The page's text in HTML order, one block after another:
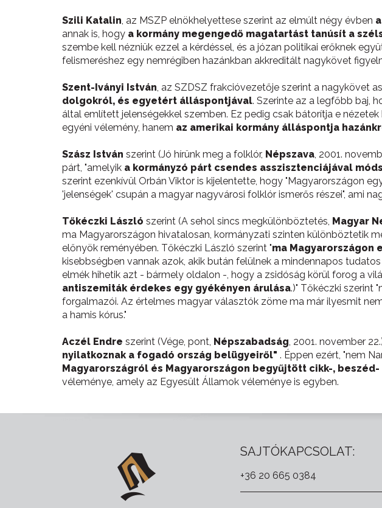
Szili Katalin, az MSZP elnökhelyettese szerint az elmúlt négy évben
annak is, hogy a kormány megengedő magatartást tanúsít a
szembe kell nézniük ezzel a kérdéssel, és a józan politikai erőknek
felismeréshez egy nemrégiben hazánkban akkreditált nagykövet
Szent-Iványi István, az SZDSZ frakcióvezetője szerint a nagykövet
dolgokról, és egyetért álláspontjával. Szerinte az a legfőbb baj,
által említett jelenségekkel szemben. Ez pedig csak bátorítja e
egyéni vélemény, hanem az amerikai kormány álláspontja
Szász István szerint (Jó hírünk meg a folklór, Népszava, 2001.
párt, "amelyik a kormányzó párt csendes asszisztenciájával
szerint ezenkívül Orbán Viktor is kijelentette, hogy "Magyarországon
'jelenségek' csupán a magyar nagyvárosi folklór ismerős részei", ami
Tőkéczki László szerint (A sehol sincs megkülönböztetés, Magyar
ma Magyarországon hivatalosan, kormányzati szinten különböztetik
előnyök reményében. Tőkéczki László szerint "ma Magyarországon
kisebbségben vannak azok, akik bután felülnek a mindennapos
elmék hihetik azt - bármely oldalon -, hogy a zsidóság körül forog a
antiszemiták érdekes egy gyékényen árulása.)" Tőkéczki szerint
forgalmazói. Az értelmes magyar választók zöme ma már ilyesmit
a hamis kórus."
Aczél Endre szerint (Vége, pont, Népszabadság, 2001. november
nyilatkoznak a fogadó ország belügyeiről" . Éppen ezért, "nem
Magyarországról és Magyarországon begyűjtött cikk-,
véleménye, amely az Egyesült Államok véleménye is egyben.
SAJTÓKAPCSOLAT:
+36 20 665 0384